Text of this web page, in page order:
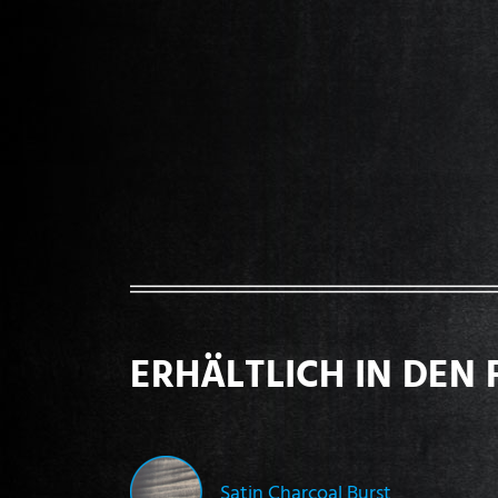
ERHÄLTLICH IN
Satin Charcoal Burst